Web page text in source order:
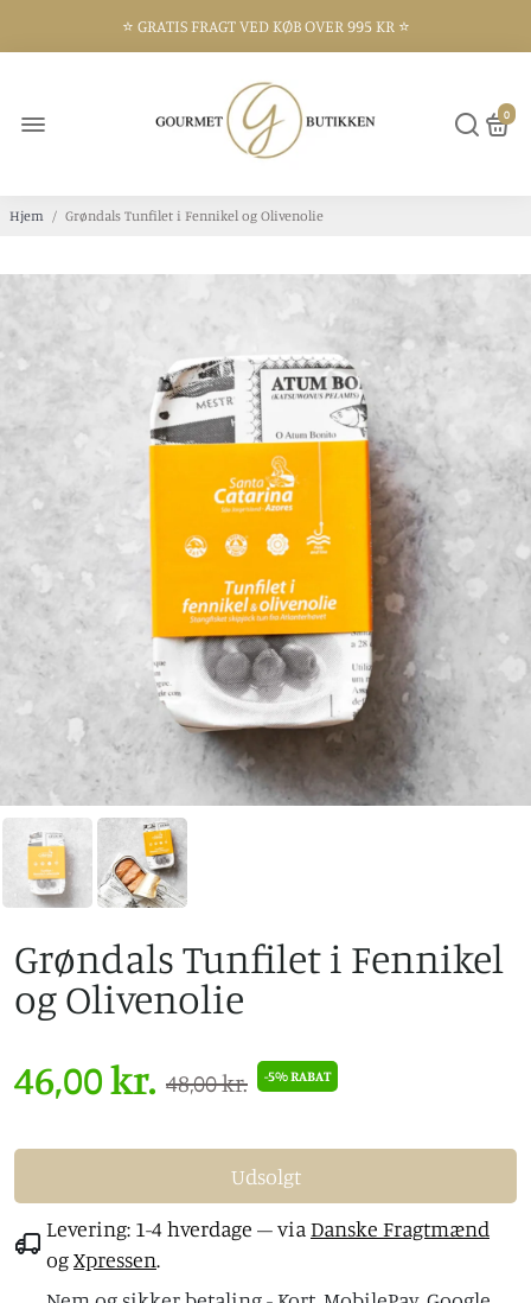
⭐️ GRATIS FRAGT VED KØB OVER 995 KR ⭐️
0
Hjem / Grøndals Tunfilet i Fennikel og Olivenolie
Grøndals Tunfilet i Fennikel
og Olivenolie
46,00 kr. 48,00 kr. -5% RABAT
Udsolgt
Levering: 1-4 hverdage – via Danske Fragtmænd
ogXpressen.